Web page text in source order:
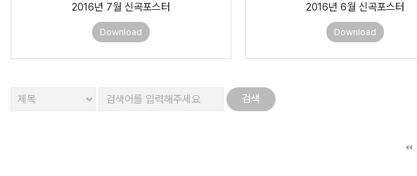
2016년 7월 신곡포스터
Download
2016년 6월 신곡포스터
Download